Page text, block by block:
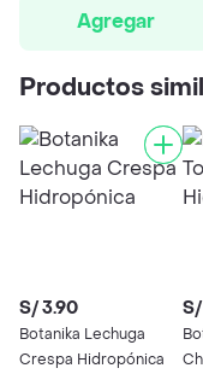
Agregar
Productos
S/ 3.90
Botanika Lechuga
Crespa Hidropónica